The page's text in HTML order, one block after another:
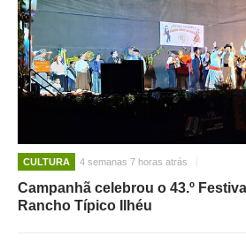
CULTURA 4 semanas 7 horas atrás
Campanhã celebrou o 43.º
Rancho Típico Ilhéu